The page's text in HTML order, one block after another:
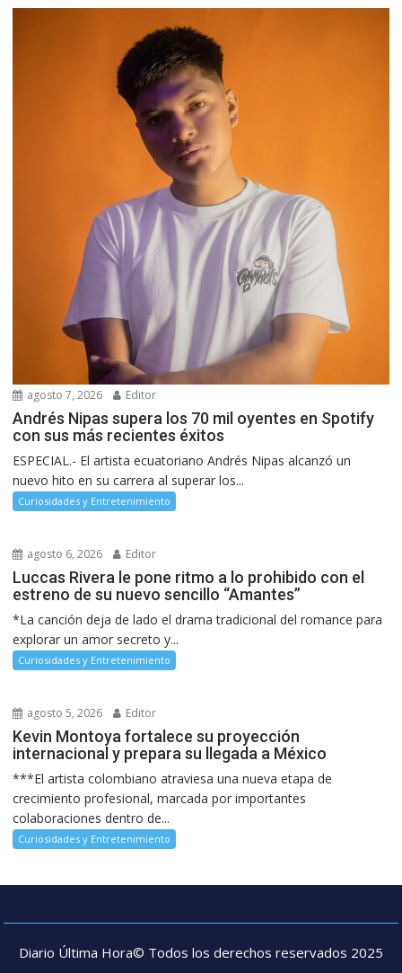
agosto 7, 2026 Editor
Andrés Nipas supera los 70 mil oyentes en Spotify
con sus más recientes éxitos
ESPECIAL.- El artista ecuatoriano Andrés Nipas alcanzó un
nuevo hito en su carrera al superar los...
Curiosidades y Entretenimiento
agosto 6, 2026 Editor
Luccas Rivera le pone ritmo a lo prohibido con el
estreno de su nuevo sencillo “Amantes”
*La canción deja de lado el drama tradicional del romance para
explorar un amor secreto y...
Curiosidades y Entretenimiento
agosto 5, 2026 Editor
Kevin Montoya fortalece su proyección
internacional y prepara su llegada a México
***El artista colombiano atraviesa una nueva etapa de
crecimiento profesional, marcada por importantes
colaboraciones dentro de...
Curiosidades y Entretenimiento
Diario Última Hora© Todos los derechos reservados 2025